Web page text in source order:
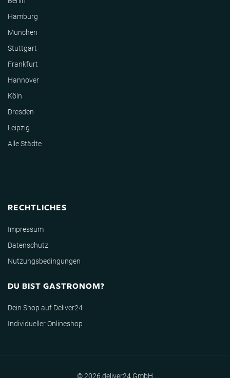
Hamburg
München
Stuttgart
Frankfurt
Hannover
Köln
Dresden
Leipzig
Alle Städte
RECHTLICHES
Impressum
Datenschutz
Nutzungsbedingungen
DU BIST GASTRONOM?
Dein Shop auf Deliver24
Individueller Onlineshop
© 2026 deliver24 GmbH